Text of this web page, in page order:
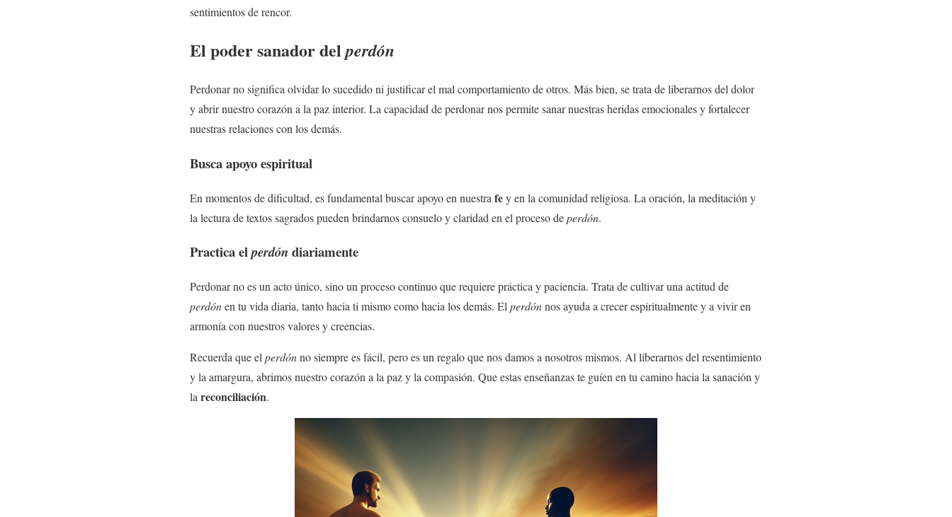
sentimientos de rencor.
El poder sanador delperdón
Perdonar no significa olvidar lo sucedido ni justificar el mal comportamiento de otros. Más bien, se trata de liberarnos del dolor
y abrir nuestro corazón a la paz interior. La capacidad de perdonar nos permite sanar nuestras heridas emocionales y fortalecer
nuestras relaciones con los demás.
Busca apoyo espiritual
En momentos de dificultad, es fundamental buscar apoyo en nuestra fey en la comunidad religiosa. La oración, la meditación y
la lectura de textos sagrados pueden brindarnos consuelo y claridad en el proceso deperdón.
Practica elperdón diariamente
Perdonar no es un acto único, sino un proceso continuo que requiere práctica y paciencia. Trata de cultivar una actitud de
perdónen tu vida diaria, tanto hacia ti mismo como hacia los demás. El perdónnos ayuda a crecer espiritualmente y a vivir en
armonía con nuestros valores y creencias.
Recuerda que el perdónno siempre es fácil, pero es un regalo que nos damos a nosotros mismos. Al liberarnos del resentimiento
y la amargura, abrimos nuestro corazón a la paz y la compasión. Que estas enseñanzas te guíen en tu camino hacia la sanación y
la reconciliación.